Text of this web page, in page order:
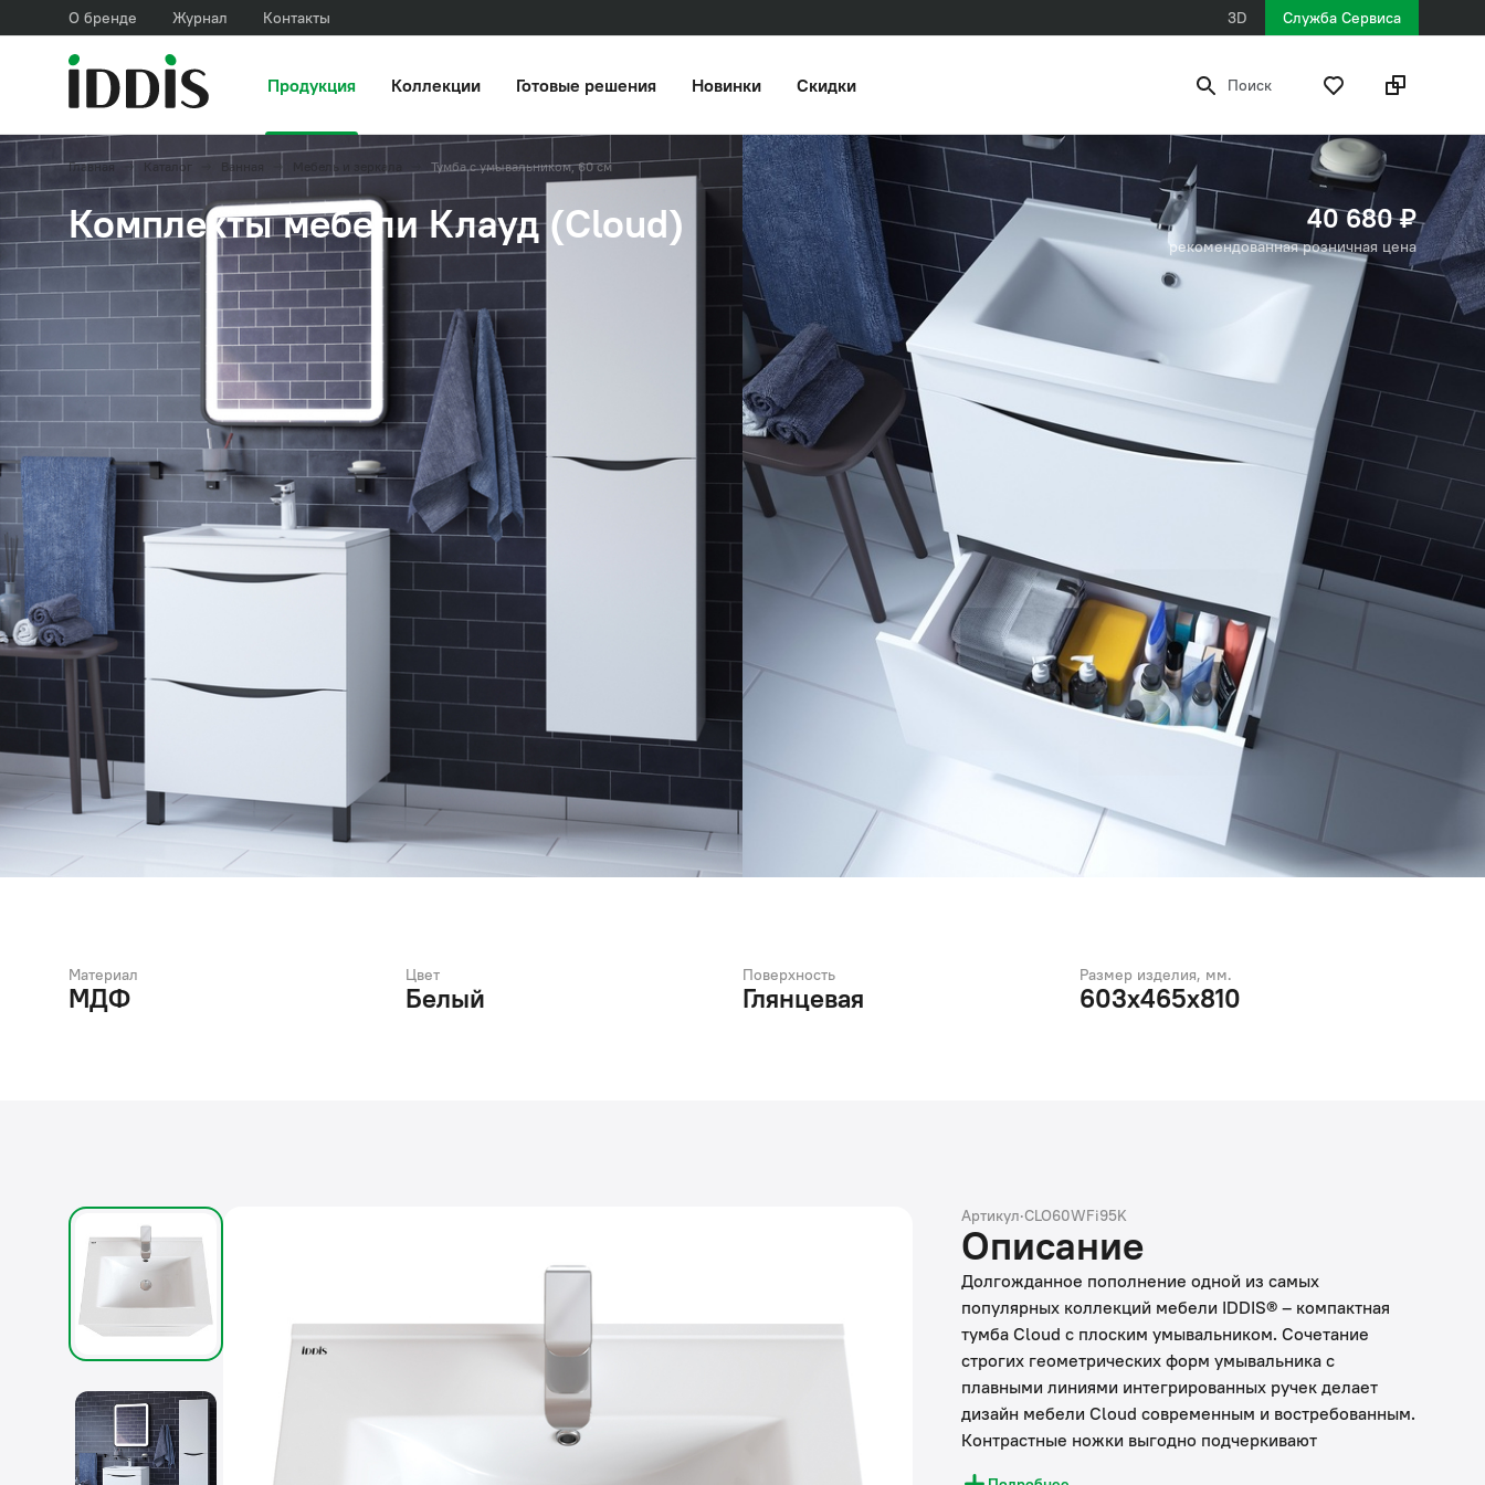
О бренде Журнал Контакты 3D Служба Сервиса
Продукция Коллекции Готовые решения Новинки Скидки Поиск
Главная Каталог Ванная Мебель и зеркала Тумба с умывальником, 60 см
Комплекты мебели Клауд (Cloud) 40 680 ₽
рекомендованная розничная цена
Материал
МДФ
Цвет
Белый
Поверхность
Глянцевая
Размер изделия, мм.
603x465x810
Артикул·CLO60WFi95K
Описание
Долгожданное пополнение одной из самых
популярных коллекций мебели IDDIS® – компактная
тумба Cloud с плоским умывальником. Сочетание
строгих геометрических форм умывальника с
плавными линиями интегрированных ручек делает
дизайн мебели Cloud современным и востребованным.
Контрастные ножки выгодно подчеркивают